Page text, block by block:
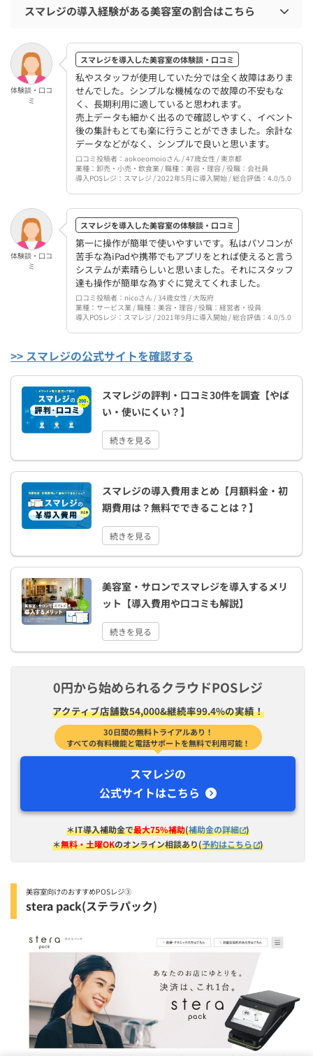
スマレジの導入経験がある美容室の割合はこちら
体験談・口コ
ミ
スマレジを導入した美容室の体験談・口コミ
私やスタッフが使用していた分では全く故障はありま
せんでした。シンプルな機械なので故障の不安もな
く、長期利用に適していると思われます。
売上データも細かく出るので確認しやすく、イベント
後の集計もとても楽に行うことができました。余計な
データなどがなく、シンプルで良いと思います。
口コミ投稿者：aokoeomoioさん / 47歳女性 / 東京都
業種：卸売・小売・飲食業 / 職種：美容・理容 / 役職：会社員
導入POSレジ：スマレジ / 2022年5月に導入開始 / 総合評価：4.0/5.0
体験談・口コ
ミ
スマレジを導入した美容室の体験談・口コミ
第一に操作が簡単で使いやすいです。私はパソコンが
苦手な為iPadや携帯でもアプリをとれば使えると言う
システムが素晴らしいと思いました。それにスタッフ
達も操作が簡単な為すぐに覚えてくれました。
口コミ投稿者：nicoさん / 34歳女性 / 大阪府
業種：サービス業 / 職種：美容・理容 / 役職：経営者・役員
導入POSレジ：スマレジ / 2021年9月に導入開始 / 総合評価：4.0/5.0
>> スマレジの公式サイトを確認する
スマレジの評判・口コミ30件を調査【やば
い・使いにくい？】
続きを見る
スマレジの導入費用まとめ【月額料金・初
期費用は？無料でできることは？】
続きを見る
美容室・サロンでスマレジを導入するメリ
ット【導入費用や口コミも解説】
続きを見る
0円から始められるクラウドPOSレジ
アクティブ店舗数54,000&継続率99.4%の実績！
30日間の無料トライアルあり！
すべての有料機能と電話サポートを無料で利用可能！
スマレジの
公式サイトはこちら
＊IT導入補助金で最大75%補助(補助金の詳細
)
＊無料・土曜OKのオンライン相談あり(予約はこちら )
美容室向けのおすすめPOSレジ③
stera pack(ステラパック)